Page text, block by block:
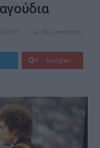
Google+